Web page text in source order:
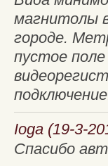
магнитолы
городе.
пустое
Ioga (19-3-
Спасибо